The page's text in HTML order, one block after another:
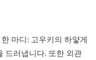
마디: 고우키의 하얗게
드러냅니다. 또한 외관